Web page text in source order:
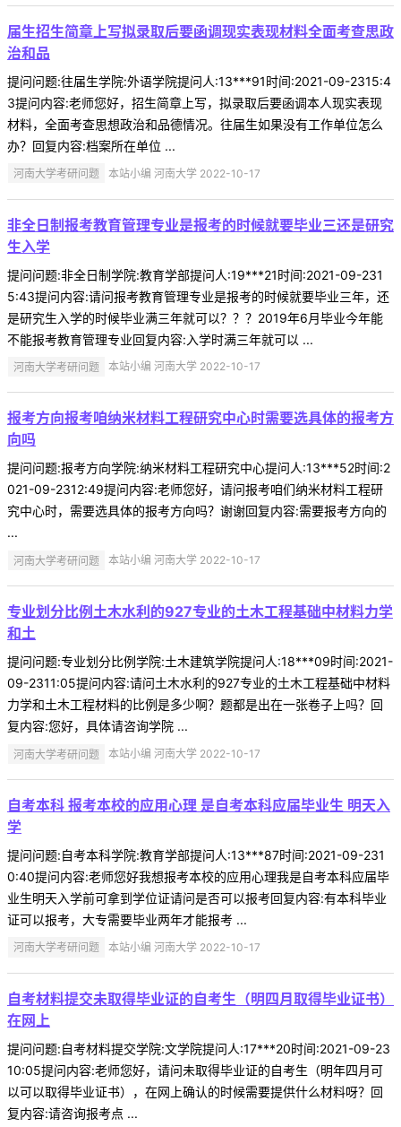
届生招生简章上写拟录取后要函调现实表现材料全面考查思政
治和品
提问问题:往届生学院:外语学院提问人:13***91时间:2021-09-2315:4
3提问内容:老师您好，招生简章上写，拟录取后要函调本人现实表现
材料，全面考查思想政治和品德情况。往届生如果没有工作单位怎么
办？回复内容:档案所在单位 ...
河南大学考研问题 本站小编 河南大学 2022-10-17
非全日制报考教育管理专业是报考的时候就要毕业三还是研究
生入学
提问问题:非全日制学院:教育学部提问人:19***21时间:2021-09-231
5:43提问内容:请问报考教育管理专业是报考的时候就要毕业三年，还
是研究生入学的时候毕业满三年就可以？？？2019年6月毕业今年能
不能报考教育管理专业回复内容:入学时满三年就可以 ...
河南大学考研问题 本站小编 河南大学 2022-10-17
报考方向报考咱纳米材料工程研究中心时需要选具体的报考方
向吗
提问问题:报考方向学院:纳米材料工程研究中心提问人:13***52时间:2
021-09-2312:49提问内容:老师您好，请问报考咱们纳米材料工程研
究中心时，需要选具体的报考方向吗？谢谢回复内容:需要报考方向的
...
河南大学考研问题 本站小编 河南大学 2022-10-17
专业划分比例土木水利的927专业的土木工程基础中材料力学
和土
提问问题:专业划分比例学院:土木建筑学院提问人:18***09时间:2021-
09-2311:05提问内容:请问土木水利的927专业的土木工程基础中材料
力学和土木工程材料的比例是多少啊？题都是出在一张卷子上吗？回
复内容:您好，具体请咨询学院 ...
河南大学考研问题 本站小编 河南大学 2022-10-17
自考本科 报考本校的应用心理 是自考本科应届毕业生 明天入
学
提问问题:自考本科学院:教育学部提问人:13***87时间:2021-09-231
0:40提问内容:老师您好我想报考本校的应用心理我是自考本科应届毕
业生明天入学前可拿到学位证请问是否可以报考回复内容:有本科毕业
证可以报考，大专需要毕业两年才能报考 ...
河南大学考研问题 本站小编 河南大学 2022-10-17
自考材料提交未取得毕业证的自考生（明四月取得毕业证书）
在网上
提问问题:自考材料提交学院:文学院提问人:17***20时间:2021-09-23
10:05提问内容:老师您好，请问未取得毕业证的自考生（明年四月可
以可以取得毕业证书），在网上确认的时候需要提供什么材料呀？回
复内容:请咨询报考点 ...